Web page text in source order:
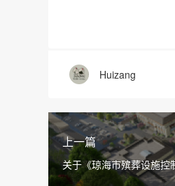
Huizang
上一篇
关于《琼海市殡葬设施